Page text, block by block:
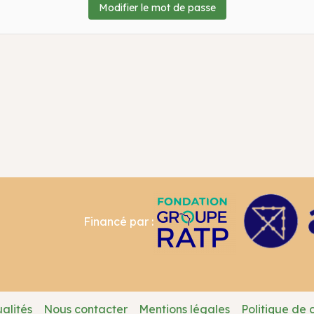
Financé par :
Nous contacter Mentions légales Politique de